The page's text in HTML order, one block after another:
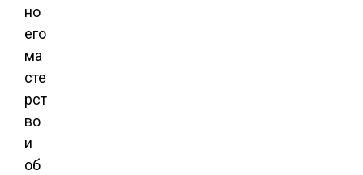
но
его
ма
сте
рст
во
и
об